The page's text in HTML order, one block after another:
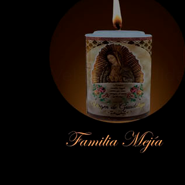
Vela encendida